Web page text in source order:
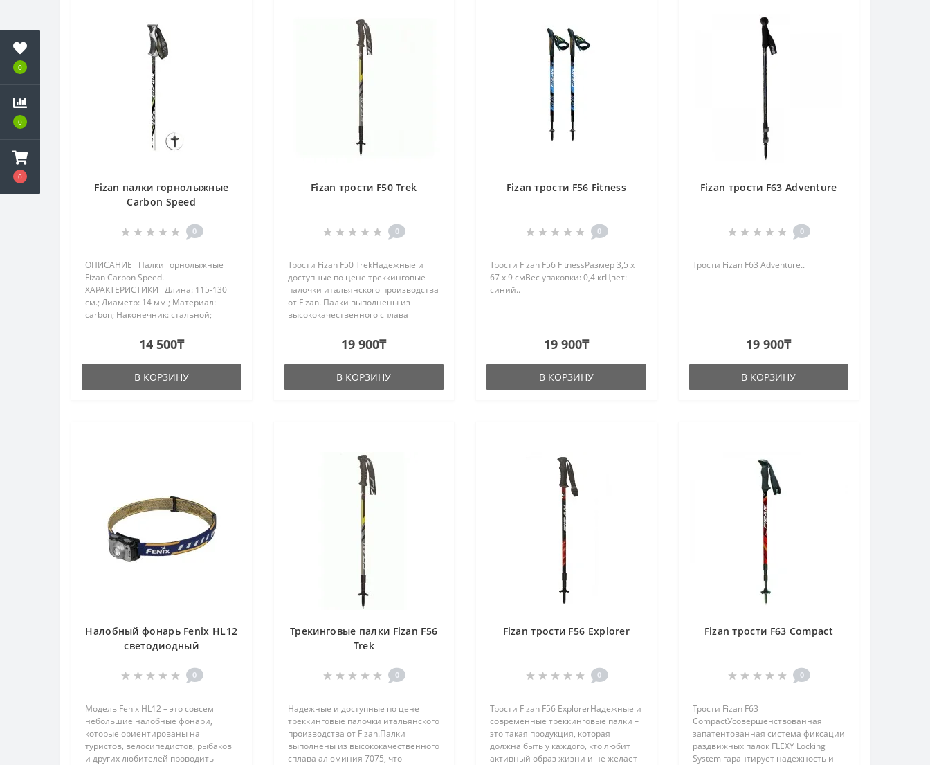
0
0
0
Fizan палки горнолыжные
Carbon Speed
0
ОПИСАНИЕ Палки горнолыжные
Fizan Carbon Speed.
ХАРАКТЕРИСТИКИ Длина: 115-130
см.; Диаметр: 14 мм.; Материал:
carbon; Наконечник: стальной;
двойной плотностью и мягким
ремешком; Сублимация; Кольцо:В E..
14 500₸
В КОРЗИНУ
Fizan трости F50 Trek
0
Трости Fizan F50 TrekНадежные и
доступные по цене треккинговые
палочки итальянского производства
от Fizan. Палки выполнены из
высококачественного сплава
высшее качество продукта и легкий
вес ( 245 гр. ). В собранном вид..
19 900₸
В КОРЗИНУ
Fizan трости F56 Fitness
0
Трости Fizan F56 FitnessРазмер 3,5 х
67 х 9 смВес упаковки: 0,4 кгЦвет:
синий..
19 900₸
В КОРЗИНУ
Fizan трости F63 Adventure
0
Трости Fizan F63 Adventure..
19 900₸
В КОРЗИНУ
Налобный фонарь Fenix HL12
светодиодный
0
Модель Fenix HL12 – это совсем
небольшие налобные фонари,
которые ориентированы на
туристов, велосипедистов, рыбаков
и других любителей проводить
Трекинговые палки Fizan F56
Trek
0
Надежные и доступные по цене
треккинговые палочки итальянского
производства от Fizan.Палки
выполнены из высококачественного
сплава алюминия 7075, что
Fizan трости F56 Explorer
0
Трости Fizan F56 ExplorerНадежные и
современные треккинговые палки –
это такая продукция, которая
должна быть у каждого, кто любит
активный образ жизни и не желает
Fizan трости F63 Compact
0
Трости Fizan F63
CompactУсовершенствованная
запатентованная система фиксации
раздвижных палок FLEXY Locking
System гарантирует надежность и